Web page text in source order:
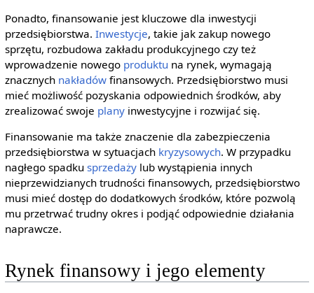
Ponadto, finansowanie jest kluczowe dla inwestycji
przedsiębiorstwa. Inwestycje, takie jak zakup nowego
sprzętu, rozbudowa zakładu produkcyjnego czy też
wprowadzenie nowego produktu na rynek, wymagają
znacznych nakładówfinansowych. Przedsiębiorstwo musi
mieć możliwość pozyskania odpowiednich środków, aby
zrealizować swoje planyinwestycyjne i rozwijać się.
Finansowanie ma także znaczenie dla zabezpieczenia
przedsiębiorstwa w sytuacjach kryzysowych. W przypadku
nagłego spadku sprzedażylub wystąpienia innych
nieprzewidzianych trudności finansowych, przedsiębiorstwo
musi mieć dostęp do dodatkowych środków, które pozwolą
mu przetrwać trudny okres i podjąć odpowiednie działania
naprawcze.
Rynek finansowy i jego elementy